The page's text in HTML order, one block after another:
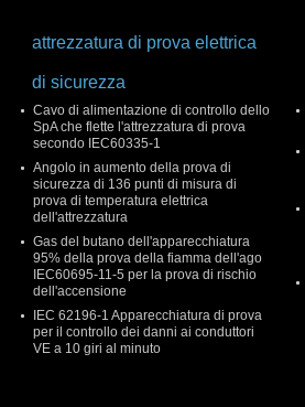
attrezzatura di prova elettrica
di sicurezza
Cavo di alimentazione di controllo dello
SpA che flette l'attrezzatura di prova
secondo IEC60335-1
Angolo in aumento della prova di
sicurezza di 136 punti di misura di
prova di temperatura elettrica
dell'attrezzatura
Gas del butano dell'apparecchiatura
95% della prova della fiamma dell'ago
IEC60695-11-5 per la prova di rischio
dell'accensione
IEC 62196-1 Apparecchiatura di prova
per il controllo dei danni ai conduttori
VE a 10 giri al minuto